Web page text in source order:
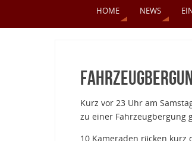
HOME NEWS
Kurz vor 23 Uhr am
zu einer Fahrzeugbergung
10 Kameraden rücken kurz